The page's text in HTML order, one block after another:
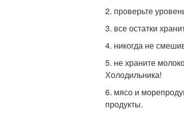
2. проверьте
3. все остатки
4. никогда не
5. не храните
Холодильника!
6. мясо и
продукты.